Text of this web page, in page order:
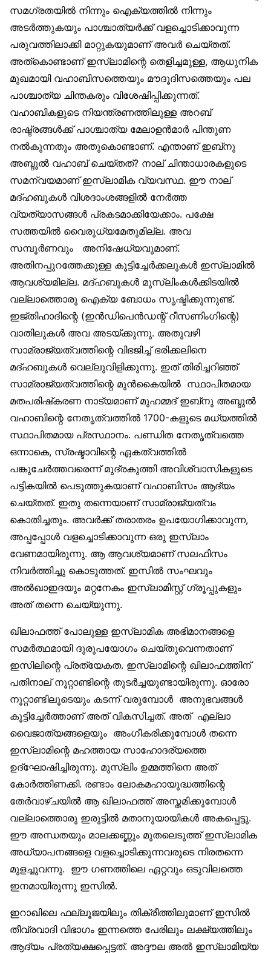
സമഗ്രതയില്‍ നിന്നും ഐക്യത്തില്‍ നിന്നും
അടര്‍ത്തുകയും പാശ്ചാത്യര്‍ക്ക് വളച്ചൊടിക്കാവുന്ന
പരുവത്തിലാക്കി മാറ്റുകയുമാണ് അവര്‍ ചെയ്തത്.
അത്‌കൊണ്ടാണ് ഇസ്‌ലാമിന്റെ തെളിച്ചമുള്ള, ആധുനിക
മുഖമായി വഹാബിസത്തെയും മൗദൂദിസത്തെയും പല
പാശ്ചാത്യ ചിന്തകരും വിശേഷിപ്പിക്കുന്നത്.
വഹാബികളുടെ നിയന്ത്രണത്തിലുള്ള അറബ്
രാഷ്ട്രങ്ങള്‍ക്ക് പാശ്ചാത്യ മേലാളന്‍മാര്‍ പിന്തുണ
നല്‍കുന്നതും അതുകൊണ്ടാണ്. എന്താണ് ഇബ്‌നു
അബ്ദുല്‍ വഹാബ് ചെയ്തത്? നാല് ചിന്താധാരകളുടെ
സമന്വയമാണ് ഇസ്‌ലാമിക വ്യവസ്ഥ. ഈ നാല്
മദ്ഹബുകള്‍ വിശദാംശങ്ങളില്‍ നേര്‍ത്ത
വ്യത്യാസങ്ങള്‍ പ്രകടമാക്കിയേക്കാം. പക്ഷേ
സത്തയില്‍ വൈരുധ്യമേതുമില്ല. അവ
സമ്പൂര്‍ണവും അനിഷേധ്യവുമാണ്.
അതിനപ്പുറത്തേക്കുള്ള കൂട്ടിച്ചേര്‍ക്കലുകള്‍ ഇസ്‌ലാമില്‍
ആവശ്യമില്ല. മദ്ഹബുകള്‍ മുസ്‌ലിംകള്‍ക്കിടയില്‍
വല്ലാത്തൊരു ഐക്യ ബോധം സൃഷ്ടിക്കുന്നുണ്ട്.
ഇജ്തിഹാദിന്റെ (ഇന്‍ഡിപെന്‍ഡന്റ് റീസണിംഗിന്റെ)
വാതിലുകള്‍ അവ അടയ്ക്കുന്നു. അതുവഴി
സാമ്രാജ്യത്വത്തിന്റെ വിഭജിച്ച് ഭരിക്കലിനെ
മദ്ഹബുകള്‍ വെല്ലുവിളിക്കുന്നു. ഇത് തിരിച്ചറിഞ്ഞ്
സാമ്രാജ്യത്വത്തിന്റെ മുന്‍കൈയില്‍ സ്ഥാപിതമായ
മതപരിഷ്‌കരണ നാട്യമാണ് മുഹമ്മദ് ഇബ്‌നു അബ്ദുല്‍
വഹാബിന്റെ നേതൃത്വത്തില്‍ 1700-കളുടെ മധ്യത്തില്‍
സ്ഥാപിതമായ പ്രസ്ഥാനം. പണ്ഡിത നേതൃത്വത്തെ
ഒന്നാകെ, സ്രഷ്ടാവിന്റെ ഏകത്വത്തില്‍
പങ്കുചേര്‍ത്തവരെന്ന് മുദ്രകുത്തി അവിശ്വാസികളുടെ
പട്ടികയില്‍ പെടുത്തുകയാണ് വഹാബിസം ആദ്യം
ചെയ്തത്. ഇതു തന്നെയാണ് സാമ്രാജ്യത്വം
കൊതിച്ചതും. അവര്‍ക്ക് തരാതരം ഉപയോഗിക്കാവുന്ന,
അപ്പപ്പോള്‍ വളച്ചൊടിക്കാവുന്ന ഒരു ഇസ്‌ലാം
വേണമായിരുന്നു. ആ ആവശ്യമാണ് സലഫിസം
നിവര്‍ത്തിച്ചു കൊടുത്തത്. ഇസില്‍ സംഘവും
അല്‍ഖാഇദയും മറ്റനേകം ഇസ്‌ലാമിസ്റ്റ് ഗ്രൂപ്പുകളും
അത് തന്നെ ചെയ്യുന്നു.
ഖിലാഫത്ത് പോലുള്ള ഇസ്‌ലാമിക അഭിമാനങ്ങളെ
സമര്‍ത്ഥമായി ദുരുപയോഗം ചെയ്തുവെന്നതാണ്
ഇസിലിന്റെ പ്രത്യേകത. ഇസ്‌ലാമിന്റെ ഖിലാഫത്തിന്
പതിനാല് നൂറ്റാണ്ടിന്റെ തുടര്‍ച്ചയുണ്ടായിരുന്നു. ഓരോ
നൂറ്റാണ്ടിലൂടെയും കടന്ന് വരുമ്പോള്‍ അനുഭവങ്ങള്‍
കൂട്ടിച്ചേര്‍ത്താണ് അത് വികസിച്ചത്. അത് എല്ലാ
വൈജാത്യങ്ങളെയും അംഗീകരിക്കുമ്പോള്‍ തന്നെ
ഇസ്‌ലാമിന്റെ മഹത്തായ സാഹോദര്യത്തെ
ഉദ്‌ഘോഷിച്ചിരുന്നു. മുസ്‌ലിം ഉമ്മത്തിനെ അത്
കോര്‍ത്തിണക്കി. രണ്ടാം ലോകമഹായുദ്ധത്തിന്റെ
തേര്‍വാഴ്ചയില്‍ ആ ഖിലാഫത്ത് അസ്തമിക്കുമ്പോള്‍
വല്ലാത്തൊരു ഇരുട്ടില്‍ മതാനുയായികള്‍ അകപ്പെട്ടു.
ഈ അന്ധതയും മാലക്കണ്ണും മുതലെടുത്ത് ഇസ്‌ലാമിക
അധ്യാപനങ്ങളെ വളച്ചൊടിക്കുന്നവരുടെ നിരതന്നെ
മുളച്ചുവന്നു. ഈ ഗണത്തിലെ ഏറ്റവും ഒടുവിലത്തെ
ഇനമായിരുന്നു ഇസില്‍.
ഇറാഖിലെ ഫല്ലൂജയിലും തിക്‌രീത്തിലുമാണ് ഇസില്‍
തീവ്രവാദി വിഭാഗം ഇന്നത്തെ പേരിലും ലക്ഷ്യത്തിലും
ആദ്യം പ്രത്യക്ഷപ്പെട്ടത്. അദ്ദൗല അല്‍ ഇസ്‌ലാമിയ്യ